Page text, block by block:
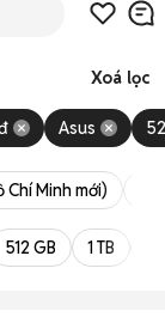
Xoá lọc
Asus 52
Chí Minh mới)
512 GB 1 TB